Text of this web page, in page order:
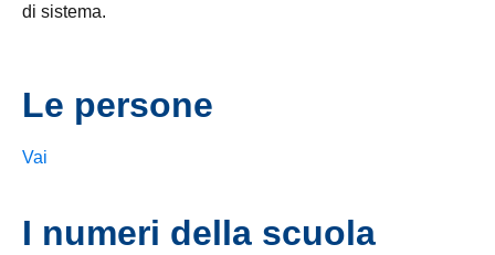
di sistema.
Le persone
Vai
I numeri della scuola